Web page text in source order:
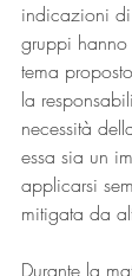
indicazioni
gruppi hanno
tema
la
necessità
essa sia un
applicarsi
mitigata da
Durante la